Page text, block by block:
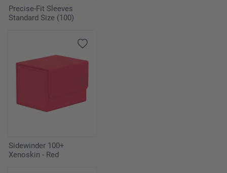
Precise-Fit Sleeves
Standard Size (100)
Sidewinder 100+
Xenoskin - Red